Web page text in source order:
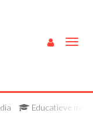
Educatieve